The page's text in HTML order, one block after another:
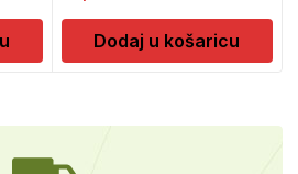
Dodaj u košaricu